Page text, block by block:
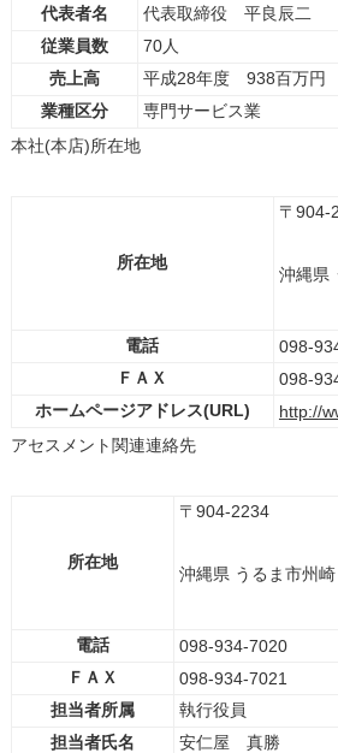
代表者名
代表取締役 平良辰二
従業員数
70人
売上高
平成28年度 938百万円
業種区分
専門サービス業
本社(本店)所在地
所在地
〒904-
沖縄県
電話
098-
ＦＡＸ
098-
ホームページアドレス(URL)
http://
アセスメント関連連絡先
所在地
〒904-2234
沖縄県 うるま市州崎
電話
098-934-7020
ＦＡＸ
098-934-7021
担当者所属
執行役員
担当者氏名
安仁屋 真勝